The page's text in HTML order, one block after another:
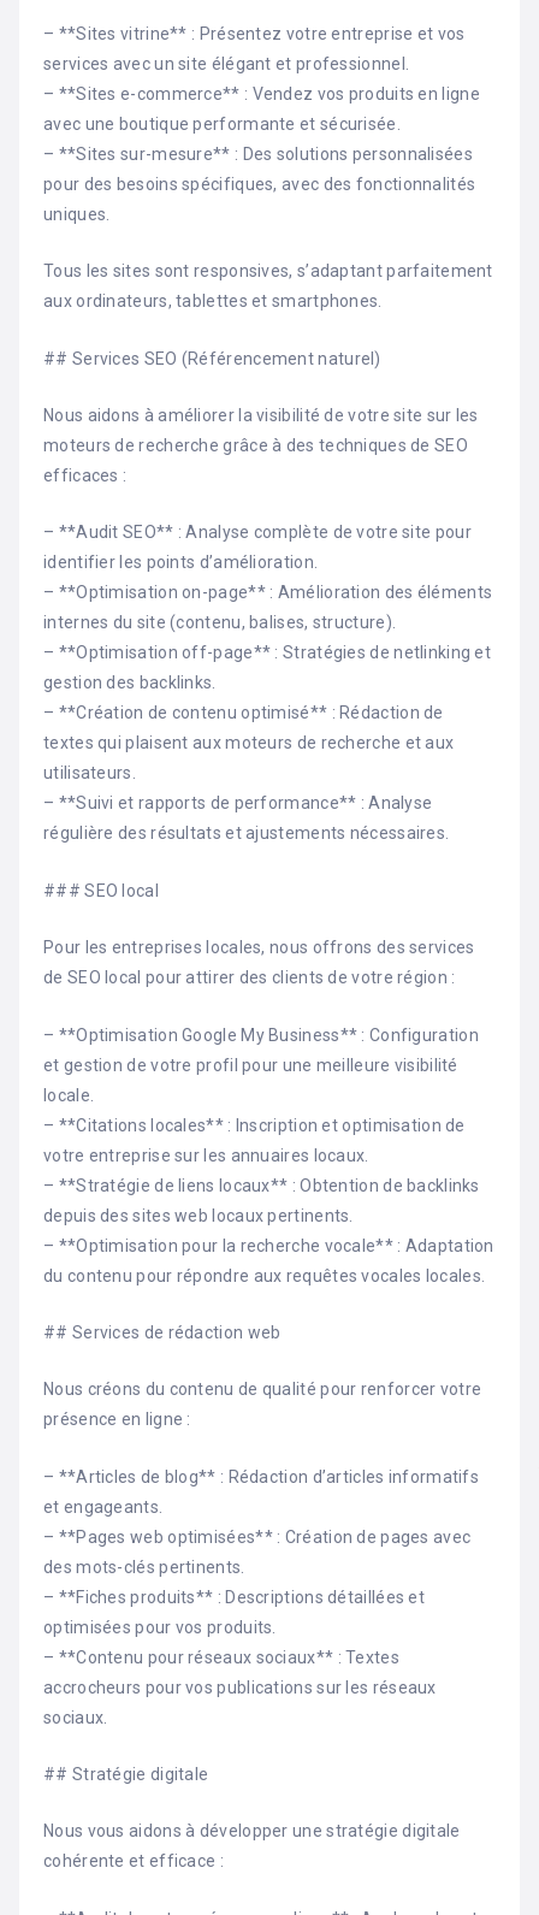
– **Sites vitrine** : Présentez votre entreprise et vos
services avec un site élégant et professionnel.
– **Sites e-commerce** : Vendez vos produits en ligne
avec une boutique performante et sécurisée.
– **Sites sur-mesure** : Des solutions personnalisées
pour des besoins spécifiques, avec des fonctionnalités
uniques.
Tous les sites sont responsives, s’adaptant parfaitement
aux ordinateurs, tablettes et smartphones.
## Services SEO (Référencement naturel)
Nous aidons à améliorer la visibilité de votre site sur les
moteurs de recherche grâce à des techniques de SEO
efficaces :
– **Audit SEO** : Analyse complète de votre site pour
identifier les points d’amélioration.
– **Optimisation on-page** : Amélioration des éléments
internes du site (contenu, balises, structure).
– **Optimisation off-page** : Stratégies de netlinking et
gestion des backlinks.
– **Création de contenu optimisé** : Rédaction de
textes qui plaisent aux moteurs de recherche et aux
utilisateurs.
– **Suivi et rapports de performance** : Analyse
régulière des résultats et ajustements nécessaires.
### SEO local
Pour les entreprises locales, nous offrons des services
de SEO local pour attirer des clients de votre région :
– **Optimisation Google My Business** : Configuration
et gestion de votre profil pour une meilleure visibilité
locale.
– **Citations locales** : Inscription et optimisation de
votre entreprise sur les annuaires locaux.
– **Stratégie de liens locaux** : Obtention de backlinks
depuis des sites web locaux pertinents.
– **Optimisation pour la recherche vocale** : Adaptation
du contenu pour répondre aux requêtes vocales locales.
## Services de rédaction web
Nous créons du contenu de qualité pour renforcer votre
présence en ligne :
– **Articles de blog** : Rédaction d’articles informatifs
et engageants.
– **Pages web optimisées** : Création de pages avec
des mots-clés pertinents.
– **Fiches produits** : Descriptions détaillées et
optimisées pour vos produits.
– **Contenu pour réseaux sociaux** : Textes
accrocheurs pour vos publications sur les réseaux
sociaux.
## Stratégie digitale
Nous vous aidons à développer une stratégie digitale
cohérente et efficace :